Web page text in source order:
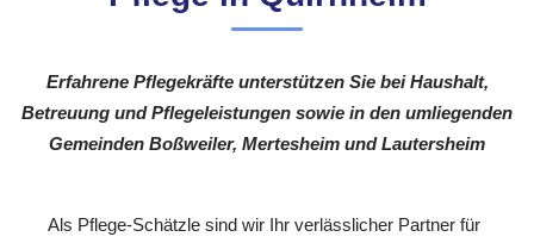
Erfahrene Pflegekräfte unterstützen Sie bei Haushalt,
Betreuung und Pflegeleistungen sowie in den umliegenden
Gemeinden Boßweiler, Mertesheim und Lautersheim
Als Pflege-Schätzle sind wir Ihr verlässlicher Partner für